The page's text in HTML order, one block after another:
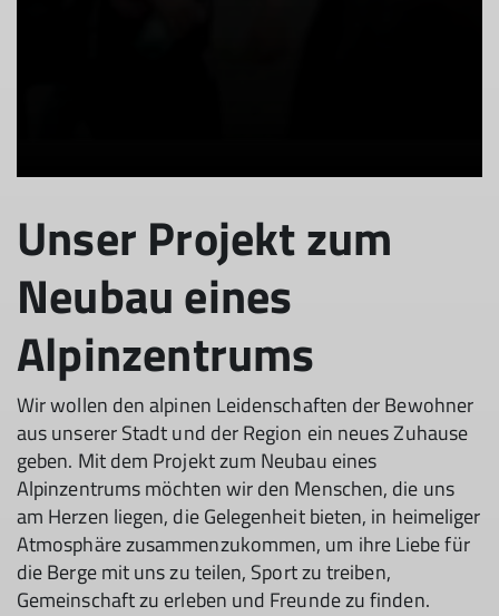
Unser Projekt zum
Neubau eines
Alpinzentrums
Wir wollen den alpinen Leidenschaften der Bewohner
aus unserer Stadt und der Region ein neues Zuhause
geben. Mit dem Projekt zum Neubau eines
Alpinzentrums möchten wir den Menschen, die uns
am Herzen liegen, die Gelegenheit bieten, in heimeliger
Atmosphäre zusammenzukommen, um ihre Liebe für
die Berge mit uns zu teilen, Sport zu treiben,
Gemeinschaft zu erleben und Freunde zu finden.